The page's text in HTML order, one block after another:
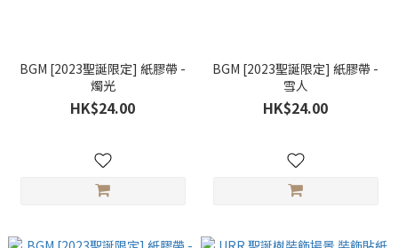
BGM [2023聖誕限定] 紙膠帶 -
燭光
HK$24.00
BGM [2023聖誕限定] 紙膠帶 -
雪人
HK$24.00